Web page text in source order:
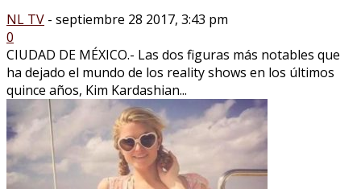
NL TV - septiembre 28 2017, 3:43 pm
0
CIUDAD DE MÉXICO.- Las dos figuras más notables que
ha dejado el mundo de los reality shows en los últimos
quince años, Kim Kardashian...